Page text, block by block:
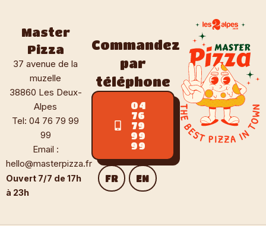
Master
Pizza
37 avenue de la
muzelle
38860 Les Deux-
Alpes
Tel:04 76 79 99
99
Email :
hello@masterpizza.fr
Ouvert 7/7 de 17h
à 23h
Commandez
par
téléphone
04
76
79
99
99
FR EN